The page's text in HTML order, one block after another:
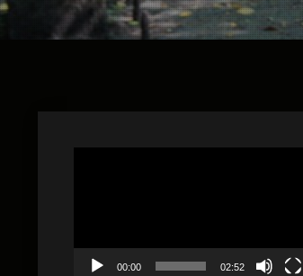
放
00:00 02:52